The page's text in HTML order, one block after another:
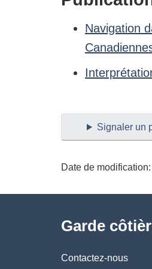
Navigation
Signaler un
Date de modification:
proposGarde
Contactez-nous